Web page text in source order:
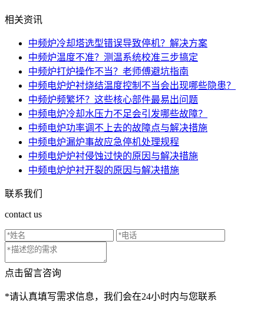
相关资讯
中频炉冷却塔选型错误导致停机？解决方案
中频炉温度不准？测温系统校准三步搞定
中频炉打炉操作不当？老师傅避坑指南
中频电炉炉衬烧结温度控制不当会出现哪些隐患？
中频炉频繁坏？这些核心部件最易出问题
中频电炉冷却水压力不足会引发哪些故障？
中频电炉功率调不上去的故障点与解决措施
中频电炉漏炉事故应急停机处理规程
中频电炉炉衬侵蚀过快的原因与解决措施
中频电炉炉衬开裂的原因与解决措施
联系我们
contact us
点击留言咨询
*请认真填写需求信息，我们会在24小时内与您联系